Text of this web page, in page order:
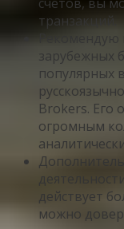
транзакций.
зарубежных
популярных
Brokers. Его
огромным
действует
можно